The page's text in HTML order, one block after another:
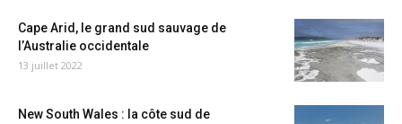
Cape Arid, le grand sud sauvage de
l’Australie occidentale
13 juillet 2022
New South Wales : la côte sud de